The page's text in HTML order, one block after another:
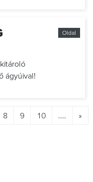
Oldal
ágyúival!
8 9 10 .... »